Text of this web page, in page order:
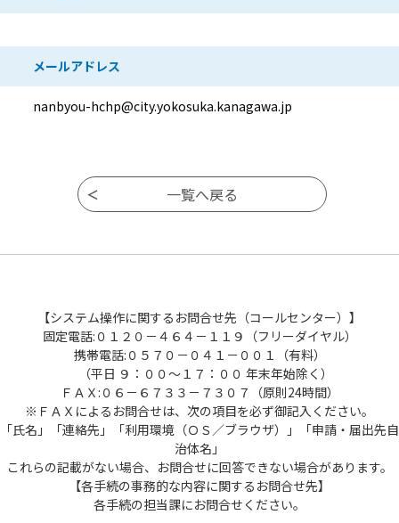
メールアドレス
nanbyou-hchp@city.yokosuka.kanagawa.jp
【システム操作に関するお問合せ先（コールセンター）】
固定電話:０１２０－４６４－１１９（フリーダイヤル）
携帯電話:０５７０－０４１－００１（有料）
（平日 ９：００～１７：００ 年末年始除く）
ＦＡＸ:０６－６７３３－７３０７（原則24時間）
※ＦＡＸによるお問合せは、次の項目を必ず御記入ください。
「氏名」「連絡先」「利用環境（ＯＳ／ブラウザ）」「申請・届出先自
治体名」
これらの記載がない場合、お問合せに回答できない場合があります。
【各手続の事務的な内容に関するお問合せ先】
各手続の担当課にお問合せください。